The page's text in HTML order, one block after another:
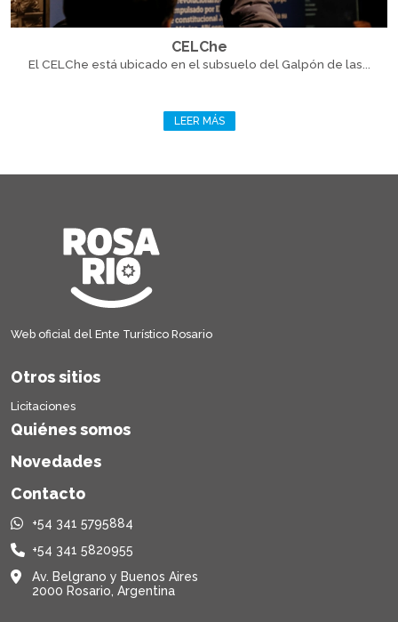
CELChe
El CELChe está ubicado en el subsuelo del Galpón de las...
LEER MÁS
Web oficial del Ente Turístico Rosario
Otros sitios
Licitaciones
Quiénes somos
Novedades
Contacto
+54 341 5795884
+54 341 5820955
Av. Belgrano y Buenos Aires
2000 Rosario, Argentina